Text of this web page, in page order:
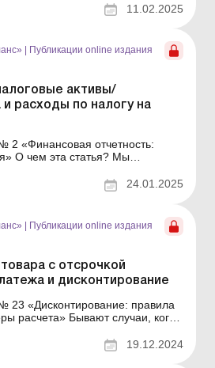
приложением к приложениям ЦП
налогу на прибыль (далее –
11.02.2025
Публикации online издания
активы/
и расходы по налогу на
2 «Финансовая отчетность:
О чем эта статья? Мы
– ОНА) и отсроченных
(далее – ОНО) до того
24.01.2025
| Публикации online издания
с отсрочкой
и дисконтирование
23 «Дисконтирование: правила
расчета» Бывают случаи, когда
или рассрочку платежа. При этом
быть предусмотрено
19.12.2024